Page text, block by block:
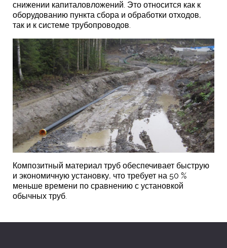
снижении капиталовложений. Это относится как к
оборудованию пункта сбора и обработки отходов,
так и к системе трубопроводов.
Композитный материал труб обеспечивает быструю
и экономичную установку, что требует на 50 %
меньше времени по сравнению с установкой
обычных труб.